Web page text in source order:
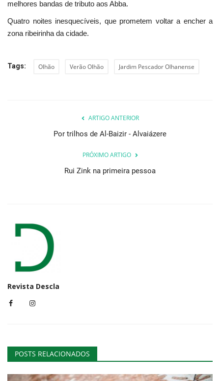
melhores bandas de tributo aos Abba.
Quatro noites inesquecíveis, que prometem voltar a encher a
zona ribeirinha da cidade.
Tags: Olhão Verão Olhão Jardim Pescador Olhanense
ARTIGO ANTERIOR
Por trilhos de Al-Baizir - Alvaiázere
PRÓXIMO ARTIGO
Rui Zink na primeira pessoa
Revista Descla
POSTS RELACIONADOS